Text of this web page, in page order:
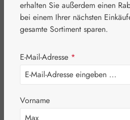
Kapseln
erhalten Sie außerdem einen
bei einem Ihrer nächsten
gesamte Sortiment sparen.
E-Mail-Adresse *
Vorname